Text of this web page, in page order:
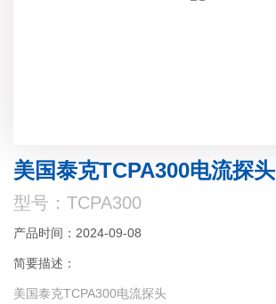
美国泰克TCPA300电流探头
型号：TCPA300
产品时间：2024-09-08
简要描述：
美国泰克TCPA300电流探头